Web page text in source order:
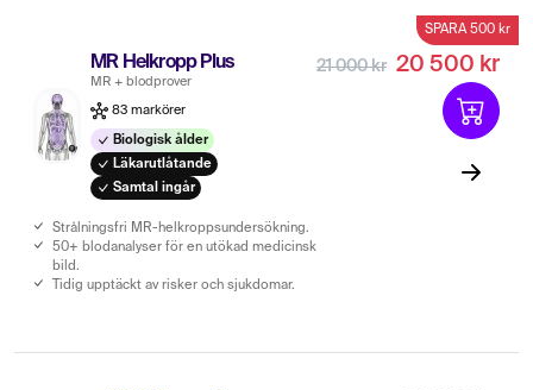
SPARA 500 kr
MR Helkropp Plus
MR + blodprover
83 markörer
Biologisk ålder
Läkarutlåtande
Samtal ingår
Strålningsfri MR-helkroppsundersökning.
50+ blodanalyser för en utökad medicinsk
bild.
Tidig upptäckt av risker och sjukdomar.
21 000 kr 20 500 kr